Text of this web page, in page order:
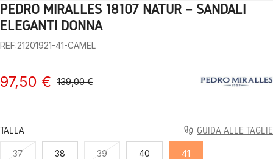
1 2 3 4 5 6 7 8 9
PEDRO MIRALLES 18107 NATUR – SANDALI
ELEGANTI DONNA
REF:21201921-41-CAMEL
97,50 € 139,00 €
TALLA GUIDA ALLE TAGLIE
37 38 39 40 41